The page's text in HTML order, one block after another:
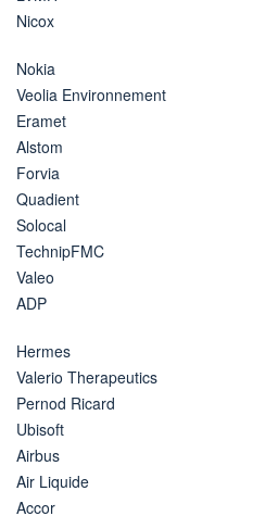
Nicox
Nokia
Veolia Environnement
Eramet
Alstom
Forvia
Quadient
Solocal
TechnipFMC
Valeo
ADP
Hermes
Valerio Therapeutics
Pernod Ricard
Ubisoft
Airbus
Air Liquide
Accor